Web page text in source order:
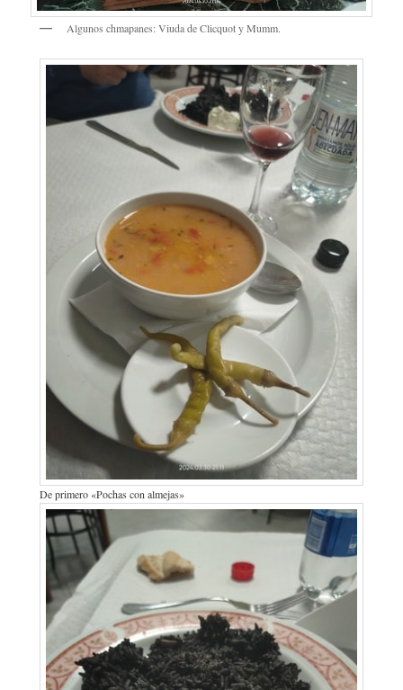
Algunos chmapanes: Viuda de Clicquot y Mumm.
De primero «Pochas con almejas»